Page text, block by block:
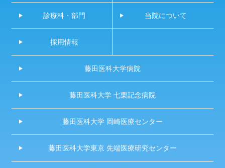
診療科・部門 当院について
採用情報
藤田医科大学病院
藤田医科大学 七栗記念病院
藤田医科大学 岡崎医療センター
藤田医科大学東京 先端医療研究センター